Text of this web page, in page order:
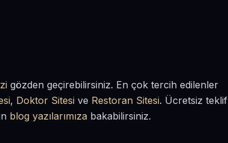
gözden geçirebilirsiniz. En çok tercih edilenler
, Doktor Sitesi ve Restoran Sitesi. Ücretsiz teklif
blog yazılarımıza bakabilirsiniz.